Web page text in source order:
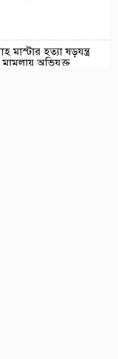
মাস্টার হত্যা ষড়যন্ত্র
অভিযুক্ত